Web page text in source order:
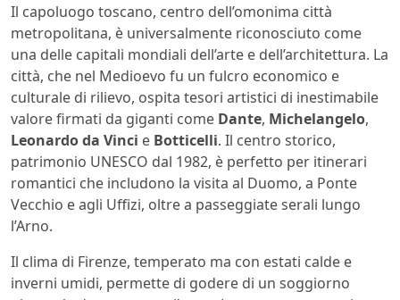
Il capoluogo toscano, centro dell’omonima città
metropolitana, è universalmente riconosciuto come
una delle capitali mondiali dell’arte e dell’architettura. La
città, che nel Medioevo fu un fulcro economico e
culturale di rilievo, ospita tesori artistici di inestimabile
valore firmati da giganti come Dante, Michelangelo,
Leonardo da Vinci e Botticelli. Il centro storico,
patrimonio UNESCO dal 1982, è perfetto per itinerari
romantici che includono la visita al Duomo, a Ponte
Vecchio e agli Uffizi, oltre a passeggiate serali lungo
l’Arno.
Il clima di Firenze, temperato ma con estati calde e
inverni umidi, permette di godere di un soggiorno